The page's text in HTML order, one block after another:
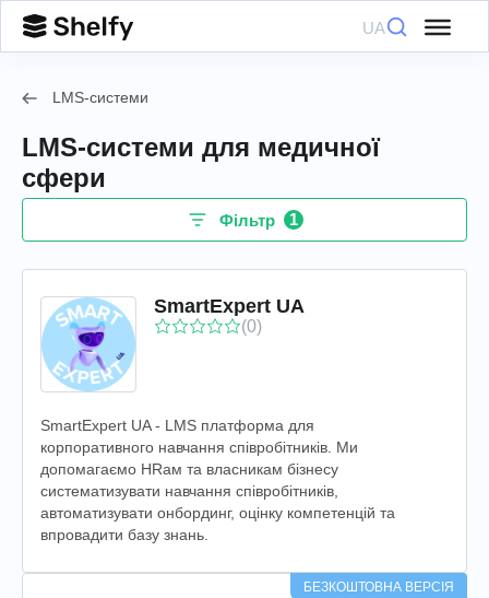
UA
LMS-системи
LMS-системи для медичної
сфери
Фільтр 1
SmartExpert UA
(0)
SmartExpert UA - LMS платформа для
корпоративного навчання співробітників. Ми
допомагаємо HRам та власникам бізнесу
систематизувати навчання співробітників,
автоматизувати онбординг, оцінку компетенцій та
впровадити базу знань.
БЕЗКОШТОВНА ВЕРСІЯ